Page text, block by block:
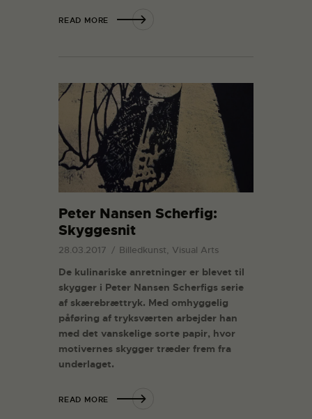
READ MORE
Peter Nansen Scherfig:
Skyggesnit
28.03.2017 Billedkunst, Visual Arts
De kulinariske anretninger er blevet til
skygger i Peter Nansen Scherfigs serie
af skærebrættryk. Med omhyggelig
påføring af tryksværten arbejder han
med det vanskelige sorte papir, hvor
motivernes skygger træder frem fra
underlaget.
READ MORE